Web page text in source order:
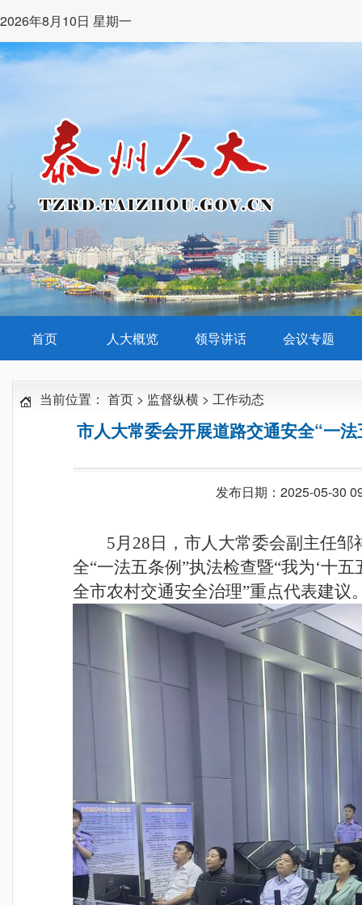
2026年8月10日 星期一
首页 人大概览 领导讲话 会议专题
当前位置： 首页 > 监督纵横 > 工作动态
市人大常委会开展道路交通安全“一
发布日期：2025-05-30
5月28日，市人大常委会副主任
全“一法五条例”执法检查暨“我为‘十
全市农村交通安全治理”重点代表建